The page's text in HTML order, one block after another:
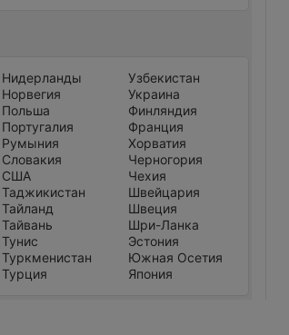
Нидерланды
Норвегия
Польша
Португалия
Румыния
Словакия
США
Таджикистан
Тайланд
Тайвань
Тунис
Туркменистан
Турция
Узбекистан
Украина
Финляндия
Франция
Хорватия
Черногория
Чехия
Швейцария
Швеция
Шри-Ланка
Эстония
Южная Осетия
Япония